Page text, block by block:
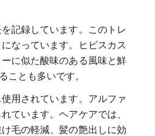
記録しています。このトレ
なっています。ヒビスカス
に似た酸味のある風味と鮮
ことも多いです。
用されています。アルファ
ています。ヘアケアでは、
毛の軽減、髪の艶出しに効